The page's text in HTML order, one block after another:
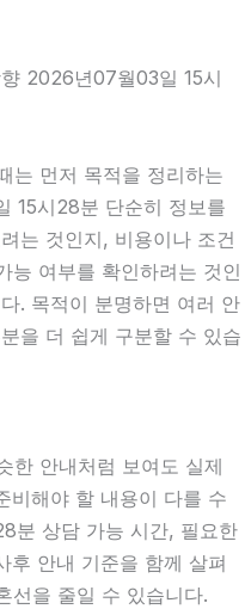
2026년07월03일 15시
는 먼저 목적을 정리하는
15시28분 단순히 정보를
는 것인지, 비용이나 조건
능 여부를 확인하려는 것인
. 목적이 분명하면 여러 안
을 더 쉽게 구분할 수 있습
한 안내처럼 보여도 실제
비해야 할 내용이 다를 수
분 상담 가능 시간, 필요한
후 안내 기준을 함께 살펴
선을 줄일 수 있습니다.